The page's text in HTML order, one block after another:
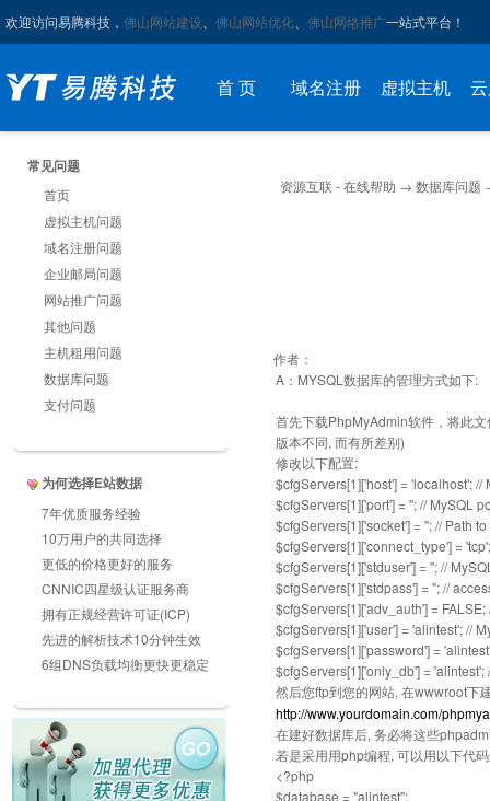
欢迎访问易腾科技， 佛山网站建设 佛山网站优化 佛山网络推广一站式平台！
首 页 域名注册 虚拟主机
常见问题
首页
虚拟主机问题
域名注册问题
企业邮局问题
网站推广问题
其他问题
主机租用问题
数据库问题
支付问题
为何选择E站数据
7年优质服务经验
10万用户的共同选择
更低的价格更好的服务
CNNIC四星级认证服务商
拥有正规经营许可证(ICP)
先进的解析技术10分钟生效
6组DNS负载均衡更快更稳定
资源互联 - 在线帮助 → 数据库问题
作者：
A：MYSQL数据库的管理方式如下:
首先下载PhpMyAdmin软件，将此
版本不同, 而有所差别)
修改以下配置:
$cfgServers[1]['host'] = 'localhost'; //
$cfgServers[1]['port'] = ''; // MySQL
$cfgServers[1]['socket'] = ''; // Path
$cfgServers[1]['connect_type'] =
$cfgServers[1]['stduser'] = ''; //
$cfgServers[1]['stdpass'] = ''; //
$cfgServers[1]['adv_auth'] =
$cfgServers[1]['user'] = 'alintest'; //
$cfgServers[1]['password'] =
$cfgServers[1]['only_db'] =
然后您ftp到您的网站, 在wwwroot下
http://www.yourdomain.com/
在建好数据库后, 务必将这些
若是采用用php编程, 可以用以下代
<?php
$database = "alintest";